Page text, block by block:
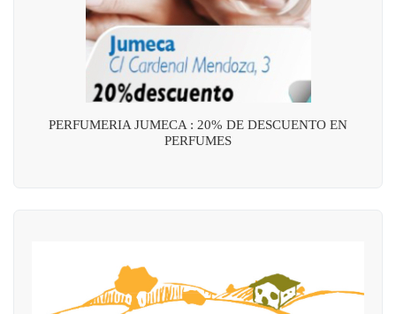
PERFUMERIA JUMECA : 20% DE DESCUENTO EN
PERFUMES